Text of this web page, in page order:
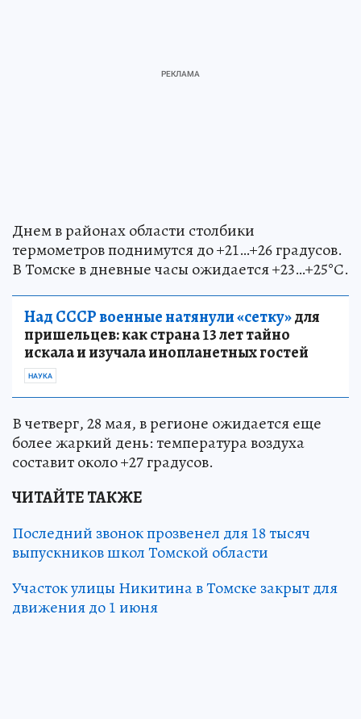
Днем в районах области столбики
термометров поднимутся до +21…+26 градусов.
В Томске в дневные часы ожидается +23…+25°С.
Над СССР военные натянули «сетку»для
пришельцев: как страна 13 лет тайно
искала и изучала инопланетных гостей
НАУКА
В четверг, 28 мая, в регионе ожидается еще
более жаркий день: температура воздуха
составит около +27 градусов.
ЧИТАЙТЕ ТАКЖЕ
Последний звонок прозвенел для 18 тысяч
выпускников школ Томской области
Участок улицы Никитина в Томске закрыт для
движения до 1 июня